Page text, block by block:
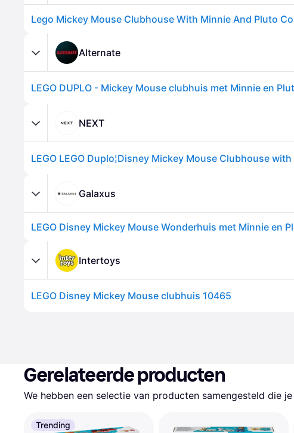
Alternate
NEXT
Galaxus
LEGO Disney Mickey Mouse Wonderhuis met Minnie en
Intertoys
LEGO Disney Mickey Mouse clubhuis 10465
Gerelateerde producten
We hebben een selectie van producten samengesteld die
Trending